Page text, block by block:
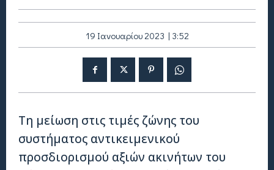
19 Ιανουαρίου 2023 | 3:52
Τη μείωση στις τιμές ζώνης του
συστήματος αντικειμενικού
προσδιορισμού αξιών ακινήτων του